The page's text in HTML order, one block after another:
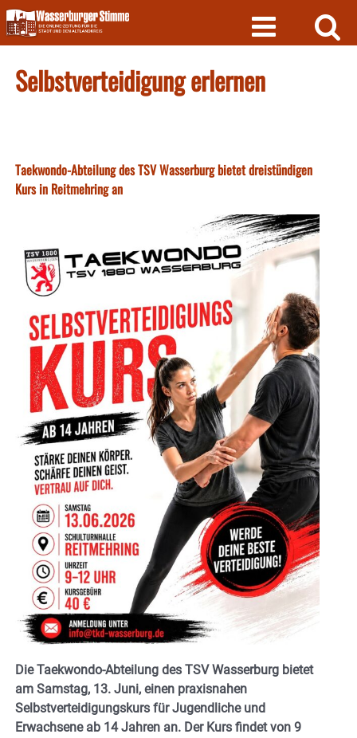
Skip
to
content
Selbstverteidigung erlernen
Taekwondo-Abteilung des TSV Wasserburg bietet dreistündigen
Kurs in Reitmehring an
Die Taekwondo-Abteilung des TSV Wasserburg bietet
am Samstag, 13. Juni, einen praxisnahen
Selbstverteidigungskurs für Jugendliche und
Erwachsene ab 14 Jahren an. Der Kurs findet von 9